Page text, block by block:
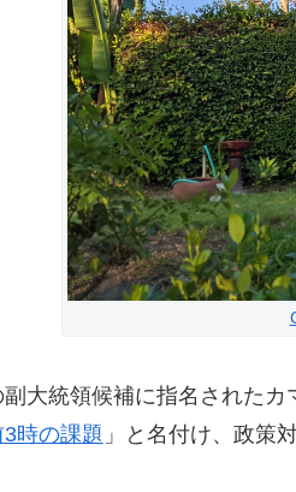
副大統領候補に指名された
時の課題 」と名付け、政策